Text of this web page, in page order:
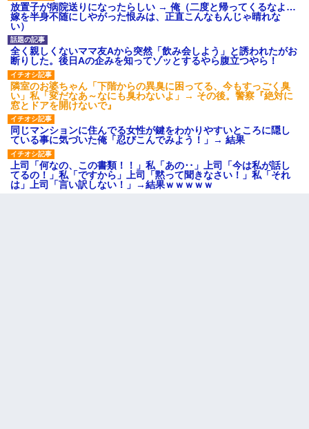
放置子が病院送りになったらしい → 俺（二度と帰ってくるなよ…
嫁を半身不随にしやがった恨みは、正直こんなもんじゃ晴れな
い）
全く親しくないママ友Aから突然「飲み会しよう」と誘われたがお
断りした。後日Aの企みを知ってゾッとするやら腹立つやら！
隣室のお婆ちゃん「下階からの異臭に困ってる、今もすっごく臭
い」私「変だなあ～なにも臭わないよ」→ その後。警察『絶対に
窓とドアを開けないで』
同じマンションに住んでる女性が鍵をわかりやすいところに隠し
ている事に気づいた俺「忍びこんでみよう！」→ 結果
上司「何なの、この書類！！」私「あの‥」上司「今は私が話し
てるの！」私「ですから」上司「黙って聞きなさい！」私「それ
は」上司「言い訳しない！」→結果ｗｗｗｗｗ